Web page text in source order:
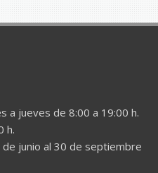
a jueves de 8:00 a 19:00 h.
h.
junio al 30 de septiembre